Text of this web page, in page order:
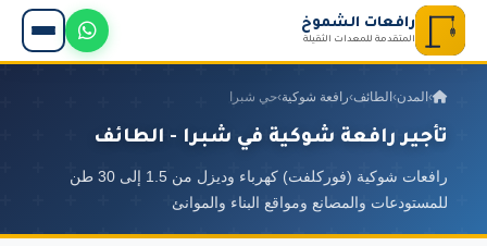
رافعات الشموخ
المتقدمة للمعدات الثقيلة
› المدن› الطائف›رافعة شوكية›حي شبرا
تأجير رافعة شوكية في شبرا - الطائف
رافعات شوكية (فوركلفت) كهرباء وديزل من 1.5 إلى 30 طن
للمستودعات والمصانع ومواقع البناء والموانئ